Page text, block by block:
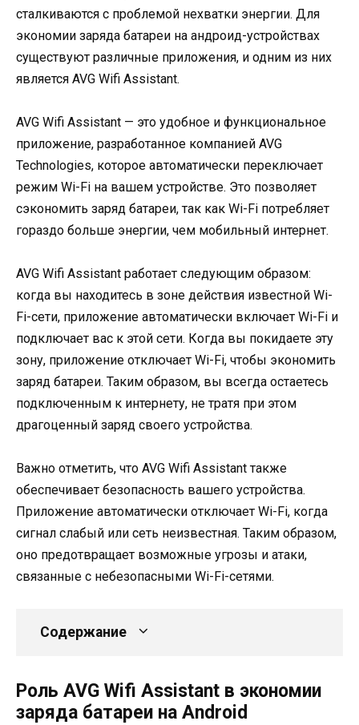
сталкиваются с проблемой нехватки энергии. Для
экономии заряда батареи на андроид-устройствах
существуют различные приложения, и одним из них
является AVG Wifi Assistant.
AVG Wifi Assistant — это удобное и функциональное
приложение, разработанное компанией AVG
Technologies, которое автоматически переключает
режим Wi-Fi на вашем устройстве. Это позволяет
сэкономить заряд батареи, так как Wi-Fi потребляет
гораздо больше энергии, чем мобильный интернет.
AVG Wifi Assistant работает следующим образом:
когда вы находитесь в зоне действия известной Wi-
Fi-сети, приложение автоматически включает Wi-Fi и
подключает вас к этой сети. Когда вы покидаете эту
зону, приложение отключает Wi-Fi, чтобы экономить
заряд батареи. Таким образом, вы всегда остаетесь
подключенным к интернету, не тратя при этом
драгоценный заряд своего устройства.
Важно отметить, что AVG Wifi Assistant также
обеспечивает безопасность вашего устройства.
Приложение автоматически отключает Wi-Fi, когда
сигнал слабый или сеть неизвестная. Таким образом,
оно предотвращает возможные угрозы и атаки,
связанные с небезопасными Wi-Fi-сетями.
Содержание
Роль AVG Wifi Assistant в экономии
заряда батареи на Android